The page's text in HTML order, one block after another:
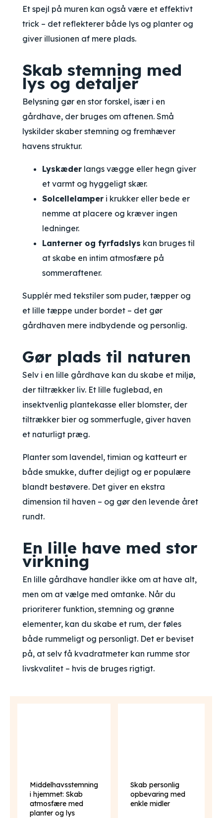
Et spejl på muren kan også være et effektivt
trick – det reflekterer både lys og planter og
giver illusionen af mere plads.
Skab stemning med
lys og detaljer
Belysning gør en stor forskel, især i en
gårdhave, der bruges om aftenen. Små
lyskilder skaber stemning og fremhæver
havens struktur.
Lyskæder langs vægge eller hegn giver
et varmt og hyggeligt skær.
Solcellelamper i krukker eller bede er
nemme at placere og kræver ingen
ledninger.
Lanterner og fyrfadslys kan bruges til
at skabe en intim atmosfære på
sommeraftener.
Supplér med tekstiler som puder, tæpper og
et lille tæppe under bordet – det gør
gårdhaven mere indbydende og personlig.
Gør plads til naturen
Selv i en lille gårdhave kan du skabe et miljø,
der tiltrækker liv. Et lille fuglebad, en
insektvenlig plantekasse eller blomster, der
tiltrækker bier og sommerfugle, giver haven
et naturligt præg.
Planter som lavendel, timian og katteurt er
både smukke, dufter dejligt og er populære
blandt bestøvere. Det giver en ekstra
dimension til haven – og gør den levende året
rundt.
En lille have med stor
virkning
En lille gårdhave handler ikke om at have alt,
men om at vælge med omtanke. Når du
prioriterer funktion, stemning og grønne
elementer, kan du skabe et rum, der føles
både rummeligt og personligt. Det er beviset
på, at selv få kvadratmeter kan rumme stor
livskvalitet – hvis de bruges rigtigt.
Middelhavsstemning
i hjemmet: Skab
atmosfære med
planter og lys
Skab personlig
opbevaring med
enkle midler